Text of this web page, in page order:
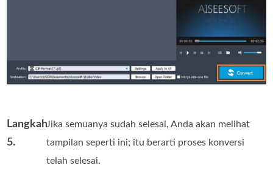
Langkah
5.
Jika semuanya sudah selesai, Anda akan melihat
tampilan seperti ini; itu berarti proses konversi
telah selesai.